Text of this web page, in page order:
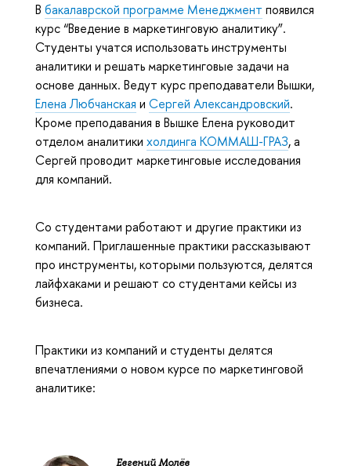
В бакалаврской программе Менеджмент появился
курс “Введение в маркетинговую аналитику”.
Студенты учатся использовать инструменты
аналитики и решать маркетинговые задачи на
основе данных. Ведут курс преподаватели Вышки,
Елена Любчанская и Сергей Александровский.
Кроме преподавания в Вышке Елена руководит
отделом аналитики холдинга КОММАШ-ГРАЗ, а
Сергей проводит маркетинговые исследования
для компаний.
Со студентами работают и другие практики из
компаний. Приглашенные практики рассказывают
про инструменты, которыми пользуются, делятся
лайфхаками и решают со студентами кейсы из
бизнеса.
Практики из компаний и студенты делятся
впечатлениями о новом курсе по маркетинговой
аналитике:
Евгений Молёв